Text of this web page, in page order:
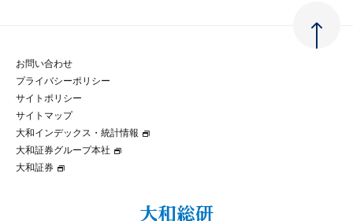
金融経済教育等
テクノロジーレポート
コラム
マルチステークホルダー方針
パートナーシップ構築宣言
大和総研の歩み
グループ会社
経験者採用
お問い合わせ
プライバシーポリシー
サイトポリシー
サイトマップ
大和インデックス・統計情報
大和証券グループ本社
大和証券